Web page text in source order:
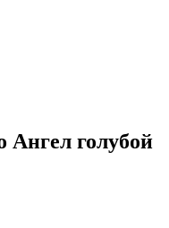
Ангел голубой